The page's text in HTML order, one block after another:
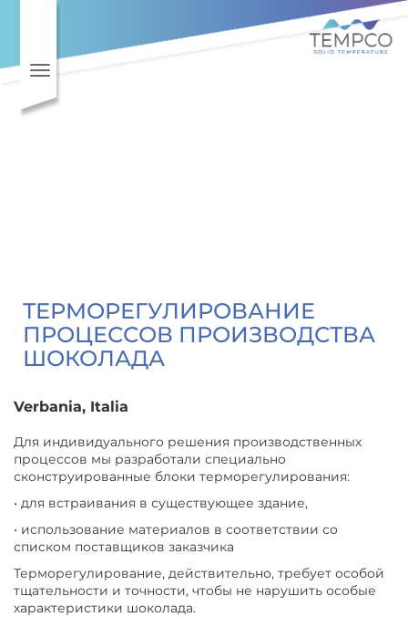
Toggle navigation
ТЕРМОРЕГУЛИРОВАНИЕ
ПРОЦЕССОВ ПРОИЗВОДСТВА
ШОКОЛАДА
Verbania, Italia
Для индивидуального решения производственных
процессов мы разработали специально
сконструированные блоки терморегулирования:
• для встраивания в существующее здание,
• использование материалов в соответствии со
списком поставщиков заказчика
Терморегулирование, действительно, требует особой
тщательности и точности, чтобы не нарушить особые
характеристики шоколада.